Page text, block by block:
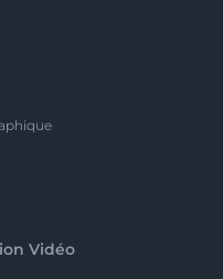
Vidéo